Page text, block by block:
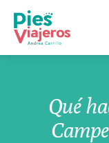
Qué